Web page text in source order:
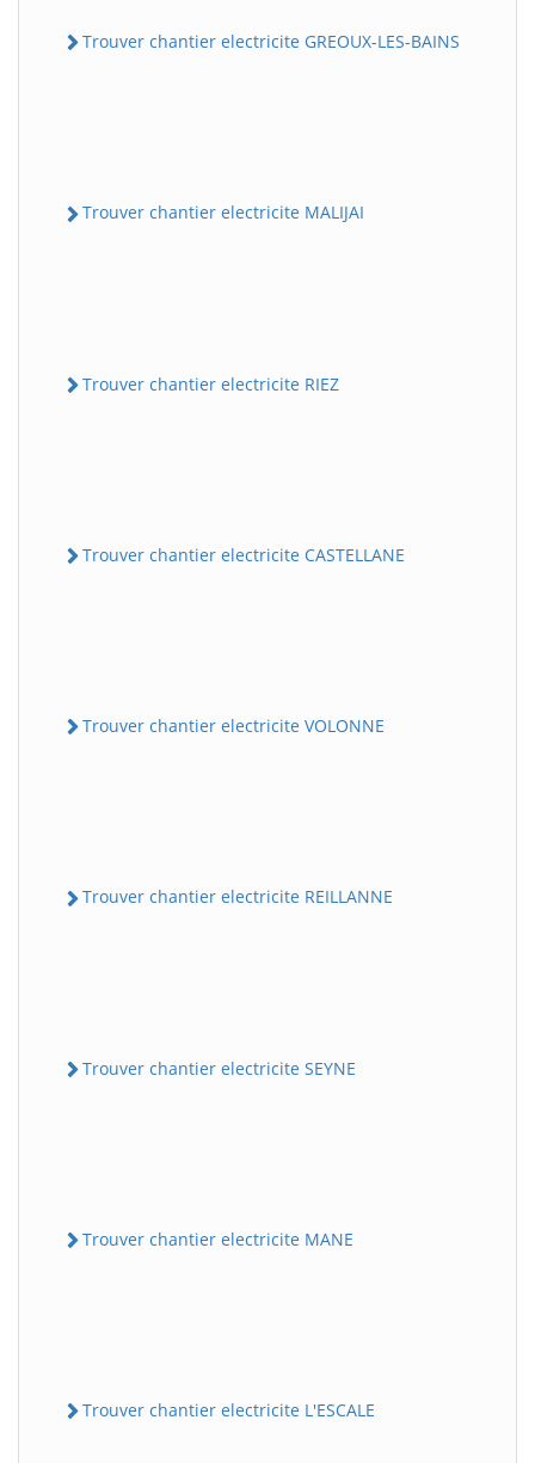
Trouver chantier electricite GREOUX-LES-BAINS
Trouver chantier electricite MALIJAI
Trouver chantier electricite RIEZ
Trouver chantier electricite CASTELLANE
Trouver chantier electricite VOLONNE
Trouver chantier electricite REILLANNE
Trouver chantier electricite SEYNE
Trouver chantier electricite MANE
Trouver chantier electricite L'ESCALE